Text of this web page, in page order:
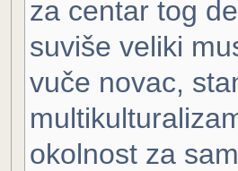
za centar tog
suviše veliki
vuče novac,
okolnost za